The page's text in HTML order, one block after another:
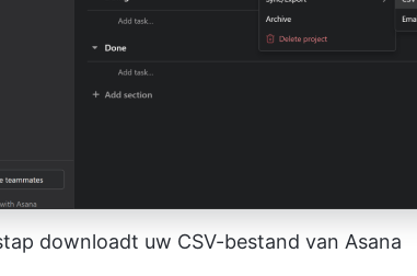
downloadt uw CSV-bestand van Asana